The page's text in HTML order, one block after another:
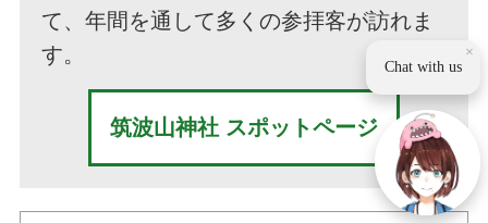
て、年間を通して多くの参拝客が訪れま
す。
筑波山神社 スポットページ
×
Chat with us